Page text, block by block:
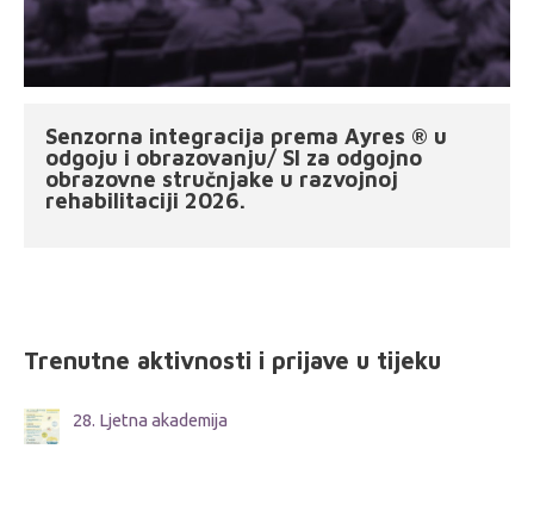
Senzorna integracija prema Ayres ® u
odgoju i obrazovanju/ SI za odgojno
obrazovne stručnjake u razvojnoj
rehabilitaciji 2026.
Trenutne aktivnosti i prijave u tijeku
28. Ljetna akademija